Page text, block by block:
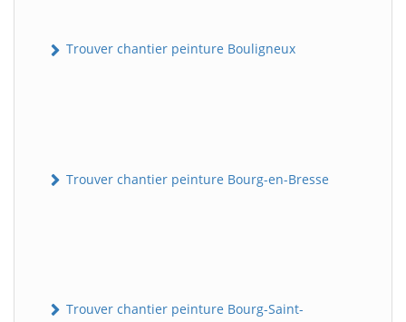
Trouver chantier peinture Bouligneux
Trouver chantier peinture Bourg-en-Bresse
Trouver chantier peinture Bourg-Saint-